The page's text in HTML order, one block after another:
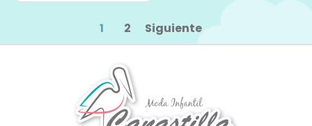
1 2 Siguiente